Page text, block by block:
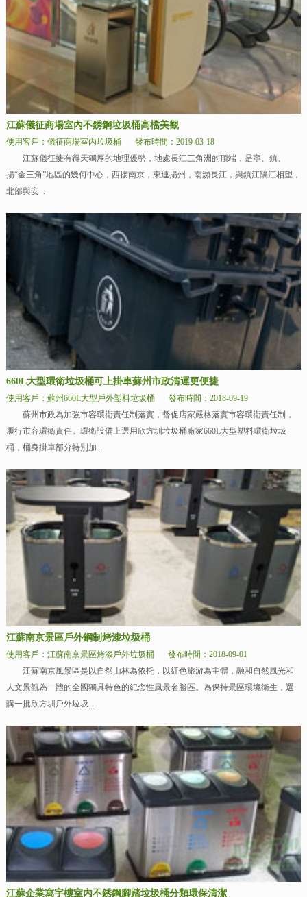
江蘇儀征商場室內不銹鋼垃圾桶高檔美觀
使用客戶：儀征商場室內垃圾桶
發布時間：2019-03-18
江蘇儀征擁有得天獨厚的地理優勢，地處長江三角洲的頂端，是寧、鎮、
揚“金三角”地區的幾何中心，西接南京，東連揚州，南瀕長江，與鎮江隔江相望，
北部與安...
660L大型環衛垃圾桶可上掛車蘇州市政清運更便捷
使用客戶：蘇州660L大型戶外塑料垃圾桶
發布時間：2018-09-19
蘇州市政為加強市容環衛責任制落實，督促店家嚴格落實市容環衛責任制，
履行市容環衛責任。環衛設備上選用欣方圳垃圾桶廠家660L大型塑料環衛垃圾
桶，桶身掛車部分特別加...
江蘇南京景區戶外鋼制烤漆垃圾桶
使用客戶：江蘇南京景區烤漆戶外垃圾桶
發布時間：2018-09-01
江蘇南京風景區是以自然山林為依托，以紅色旅游為主體，融和自然風光和
人文景觀為一體的全國獨具特色的紀念性風景名勝區。為保持景區環境衛生，選
購一批欣方圳戶外垃圾...
江蘇企業寫字樓室內不銹鋼腳踏垃圾桶分類環保清潔